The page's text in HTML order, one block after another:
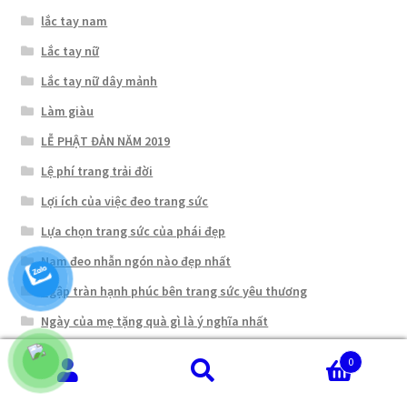
lắc tay nam
Lắc tay nữ
Lắc tay nữ dây mảnh
Làm giàu
LỄ PHẬT ĐẢN NĂM 2019
Lệ phí trang trải đời
Lợi ích của việc đeo trang sức
Lựa chọn trang sức của phái đẹp
Nam đeo nhẫn ngón nào đẹp nhất
Ngập tràn hạnh phúc bên trang sức yêu thương
Ngày của mẹ tặng quà gì là ý nghĩa nhất
Nhẫn đầu rồng
Nhẫn đôi
Tìm
Tìm
0